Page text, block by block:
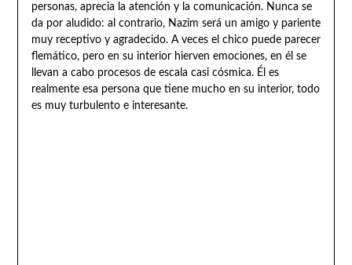
personas, aprecia la atención y la comunicación. Nunca se
da por aludido: al contrario, Nazim será un amigo y pariente
muy receptivo y agradecido. A veces el chico puede parecer
flemático, pero en su interior hierven emociones, en él se
llevan a cabo procesos de escala casi cósmica. Él es
realmente esa persona que tiene mucho en su interior, todo
es muy turbulento e interesante.